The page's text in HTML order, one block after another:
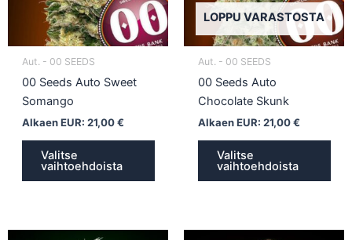
Aut. - 00 SEEDS
00 Seeds Auto Sweet
Somango
Alkaen EUR: 21,00€
Valitse
vaihtoehdoista
tehdä
valinnat
tuotteen
LOPPU VARASTOSTA
Aut. - 00 SEEDS
00 Seeds Auto
Chocolate Skunk
Alkaen EUR: 21,00€
Valitse
vaihtoehdoista